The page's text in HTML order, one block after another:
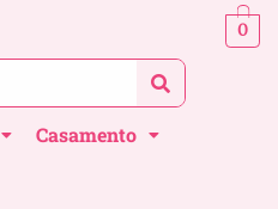
Casamento
0